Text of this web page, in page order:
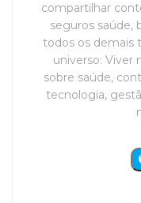
compartilhar
seguros saúde,
todos os demais
universo: Viver
sobre saúde,
tecnologia,